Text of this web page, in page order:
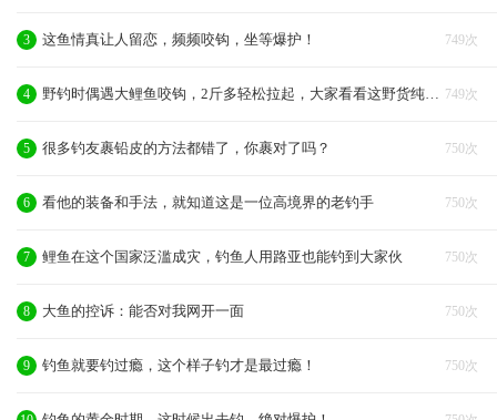
749次
3 这鱼情真让人留恋，频频咬钩，坐等爆护！
749次
4 野钓时偶遇大鲤鱼咬钩，2斤多轻松拉起，大家看看这野货纯不纯
750次
5 很多钓友裹铅皮的方法都错了，你裹对了吗？
750次
6 看他的装备和手法，就知道这是一位高境界的老钓手
750次
7 鲤鱼在这个国家泛滥成灾，钓鱼人用路亚也能钓到大家伙
750次
8 大鱼的控诉：能否对我网开一面
750次
9 钓鱼就要钓过瘾，这个样子钓才是最过瘾！